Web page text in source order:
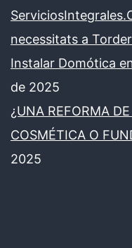
necessitats a
Instalar Domótica
de 2025
¿UNA REFORMA
COSMÉTICA O
2025